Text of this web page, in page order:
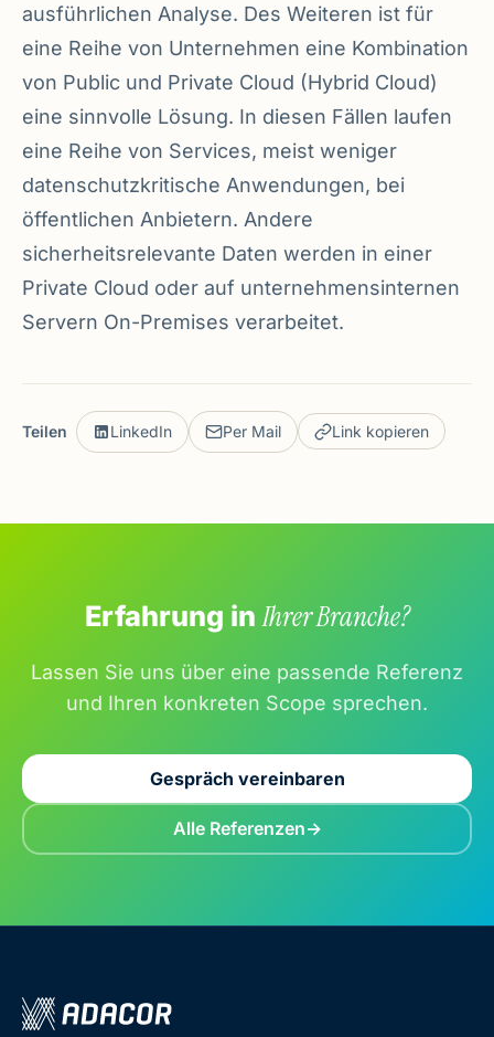
ausführlichen Analyse. Des Weiteren ist für
eine Reihe von Unternehmen eine Kombination
von Public und Private Cloud (Hybrid Cloud)
eine sinnvolle Lösung. In diesen Fällen laufen
eine Reihe von Services, meist weniger
datenschutzkritische Anwendungen, bei
öffentlichen Anbietern. Andere
sicherheitsrelevante Daten werden in einer
Private Cloud oder auf unternehmensinternen
Servern On-Premises verarbeitet.
Teilen LinkedIn Per Mail Link kopieren
Erfahrung in Ihrer Branche?
Lassen Sie uns über eine passende Referenz
und Ihren konkreten Scope sprechen.
Gespräch vereinbaren
Alle Referenzen